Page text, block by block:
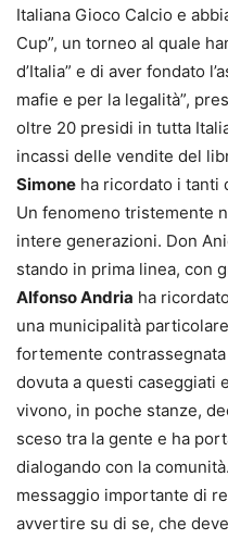
Italiana Gioco Calcio e
Cup”, un torneo al quale
d’Italia” e di aver fondato
mafie e per la legalità”,
oltre 20 presidi in tutta
incassi delle vendite del
Simone ha ricordato i tanti
Un fenomeno tristemente
intere generazioni. Don
stando in prima linea, con
Alfonso Andria ha
una municipalità
fortemente
dovuta a questi caseggiati
vivono, in poche stanze,
sceso tra la gente e ha
dialogando con la
messaggio importante di
avvertire su di se, che